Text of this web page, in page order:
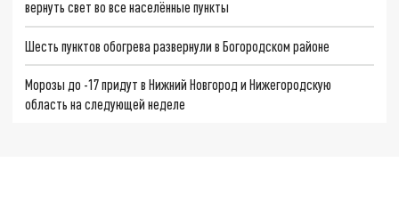
вернуть свет во все населённые пункты
Шесть пунктов обогрева развернули в Богородском районе
Морозы до -17 придут в Нижний Новгород и Нижегородскую
область на следующей неделе